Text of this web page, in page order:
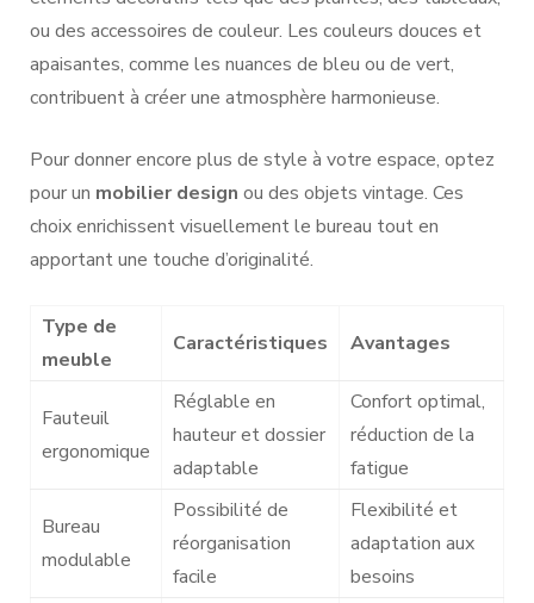
ou des accessoires de couleur. Les couleurs douces et
apaisantes, comme les nuances de bleu ou de vert,
contribuent à créer une atmosphère harmonieuse.
Pour donner encore plus de style à votre espace, optez
pour un mobilier design ou des objets vintage. Ces
choix enrichissent visuellement le bureau tout en
apportant une touche d’originalité.
Type de
meuble
Caractéristiques Avantages
Fauteuil
ergonomique
Réglable en
hauteur et dossier
adaptable
Confort optimal,
réduction de la
fatigue
Bureau
modulable
Possibilité de
réorganisation
facile
Flexibilité et
adaptation aux
besoins